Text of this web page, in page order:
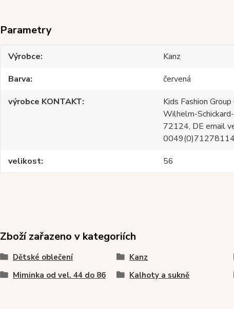
Parametry
Výrobce
Kanz
Barva
červená
výrobce KONTAKT
Kids Fashion
Wilhelm-
72124, DE email
velikost
56
Zboží zařazeno v kategoriích
Dětské oblečení Kanz
Miminka od vel. 44 do 86
Kalhoty a sukně